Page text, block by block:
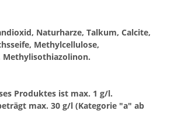
Naturharze, Talkum, Calcite,
Methylcellulose,
Methylisothiazolinon.
Produktes ist max. 1 g/l.
max. 30 g/l (Kategorie "a" ab